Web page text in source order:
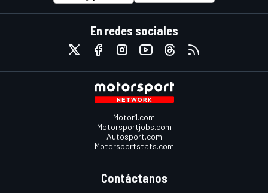
En redes sociales
Motor1.com
Motorsportjobs.com
Autosport.com
Motorsportstats.com
Contáctanos